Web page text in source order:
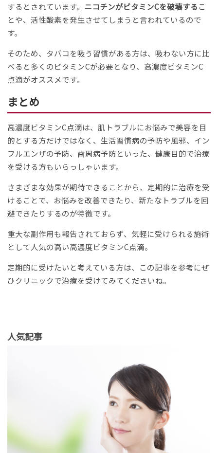
するとされています。 ニコチンがビタミンCを破壊する こ
とや、活性酸素を発生させてしまうと言われているので
す。
そのため、タバコを吸う習慣がある方は、吸わない方に比
べると多くのビタミンCが必要となり、高濃度ビタミンC
点滴がオススメです。
まとめ
高濃度ビタミンC点滴は、肌トラブルにお悩みで美容を目
的とする方だけではなく、生活習慣病の予防や風邪、イン
フルエンザの予防、歯周病予防といった、健康目的で治療
を受ける方もいらっしゃいます。
さまざまな効果が期待できることから、定期的に治療を受
けることで、お悩みを改善できたり、新たなトラブルを回
避できたりするのが特徴です。
重大な副作用も報告されておらず、気軽に受けられる施術
として人気の高い高濃度ビタミンC点滴。
定期的に受けたいと考えている方は、この記事を参考にぜ
ひクリニックで治療を受けてみてくださいね。
人気記事